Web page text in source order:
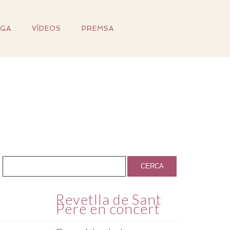
VÍDEOS PREMSA
Revetlla de Sant
Pere en concert